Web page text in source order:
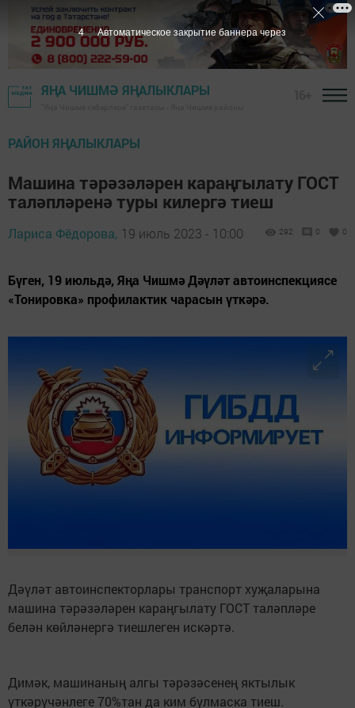
ЯҢА ЧИШМӘ ЯҢАЛЫКЛАРЫ
РАЙОН ЯҢАЛЫКЛАРЫ
Машина тәрәзәләрен караңгылату ГОСТ
таләпләренә туры килергә тиеш
Лариса Фёдорова, 19 июль 2023 - 10:00 292 0 0
Бүген, 19 июльдә, Яңа Чишмә Дәүләт автоинспекциясе
«Тонировка» профилактик чарасын үткәрә.
Дәүләт автоинспекторлары транспорт хуҗаларына
машина тәрәзәләрен караңгылату ГОСТ таләпләре
белән көйләнергә тиешлеген искәртә.
Димәк, машинаның алгы тәрәзәсенең яктылык
үткәрүчәнлеге 70%тан да ким булмаска тиеш.
2 Автоматическое закрытие баннера через